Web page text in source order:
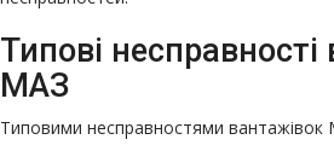
Типові
МАЗ
Типовими несправностями